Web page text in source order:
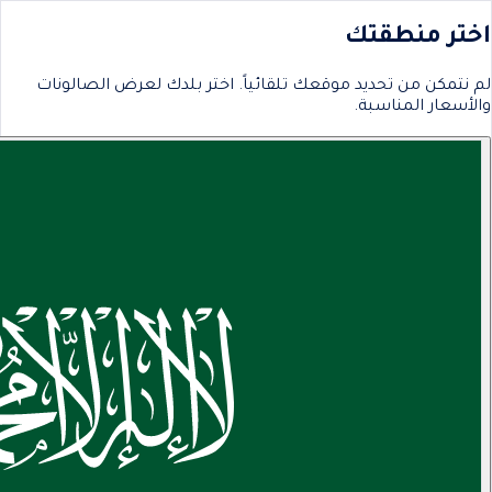
اختر منطقتك
لم نتمكن من تحديد موقعك تلقائياً. اختر بلدك لعرض الصالونات
والأسعار المناسبة.